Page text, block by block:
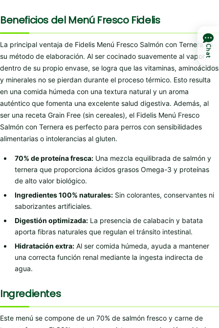
Beneficios del Menú Fresco Fidelis
La principal ventaja de Fidelis Menú Fresco Salmón con Ternera es
su método de elaboración. Al ser cocinado suavemente al vapor
dentro de su propio envase, se logra que las vitaminas, aminoácidos
y minerales no se pierdan durante el proceso térmico. Esto resulta
en una comida húmeda con una textura natural y un aroma
auténtico que fomenta una excelente salud digestiva. Además, al
ser una receta Grain Free (sin cereales), el Fidelis Menú Fresco
Salmón con Ternera es perfecto para perros con sensibilidades
alimentarias o intolerancias al gluten.
70% de proteína fresca: Una mezcla equilibrada de salmón y
ternera que proporciona ácidos grasos Omega-3 y proteínas
de alto valor biológico.
Ingredientes 100% naturales: Sin colorantes, conservantes ni
saborizantes artificiales.
Digestión optimizada: La presencia de calabacín y batata
aporta fibras naturales que regulan el tránsito intestinal.
Hidratación extra: Al ser comida húmeda, ayuda a mantener
una correcta función renal mediante la ingesta indirecta de
agua.
Ingredientes
Este menú se compone de un 70% de salmón fresco y carne de
Chat